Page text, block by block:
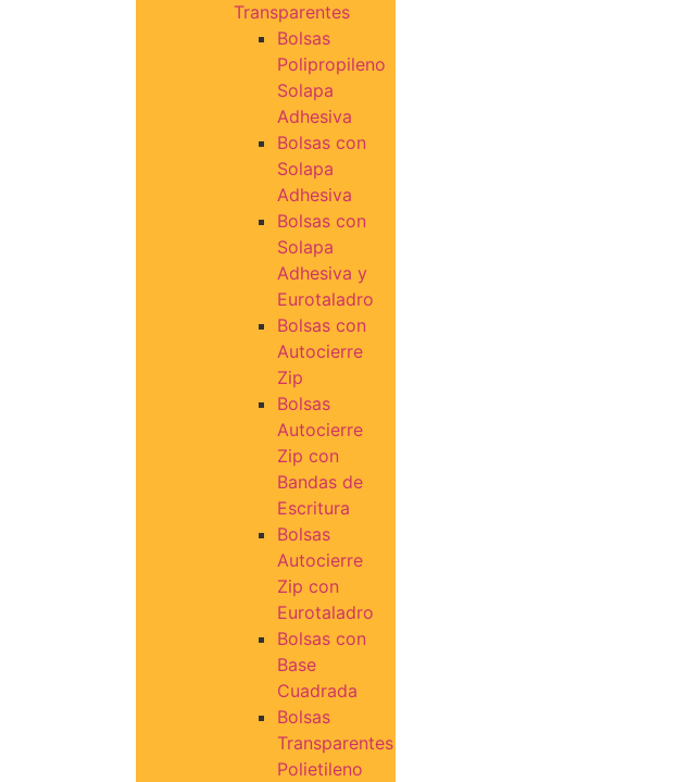
Transparentes
Bolsas
Polipropileno
Solapa
Adhesiva
Bolsas con
Solapa
Adhesiva
Bolsas con
Solapa
Adhesiva y
Eurotaladro
Bolsas con
Autocierre
Zip
Bolsas
Autocierre
Zip con
Bandas de
Escritura
Bolsas
Autocierre
Zip con
Eurotaladro
Bolsas con
Base
Cuadrada
Bolsas
Transparentes
Polietileno